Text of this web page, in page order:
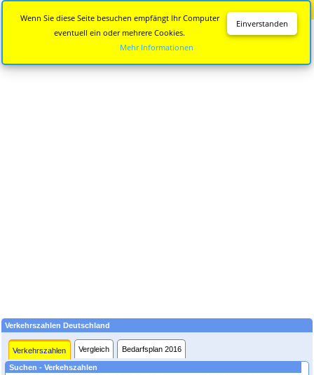
Verkehrszahlen Deutschland
Verkehrszahlen Vergleich Bedarfsplan 2016
Suchen - Verkehszahlen
Einverstanden
Wenn Sie diese Seite besuchen empfängt Ihr Computer
eventuell ein oder mehrere Cookies.
Mehr Informationen